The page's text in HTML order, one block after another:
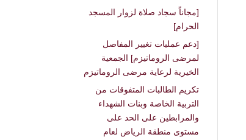
[مجاناً سجاد صلاة لزوار المسجد
الحرام]
[دعم عمليات تغيير المفاصل
لمرضى الروماتيزم] الجمعية
الخيرية لرعاية مرضى الروماتيزم
تكريم الطالبات المتفوقات من
التربية الخاصة وبنات الشهداء
والمرابطين على الحد على
مستوى منطقة الرياض لعام